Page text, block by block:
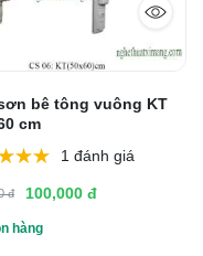
bê tông vuông KT
cm
1 đánh giá
đ 100,000 đ
hàng